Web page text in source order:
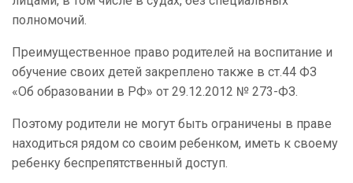
полномочий.
Преимущественное право родителей на воспитание и
обучение своих детей закреплено также в ст.44 ФЗ
«Об образовании в РФ» от 29.12.2012 № 273-ФЗ.
Поэтому родители не могут быть ограничены в праве
находиться рядом со своим ребенком, иметь к своему
ребенку беспрепятственный доступ.